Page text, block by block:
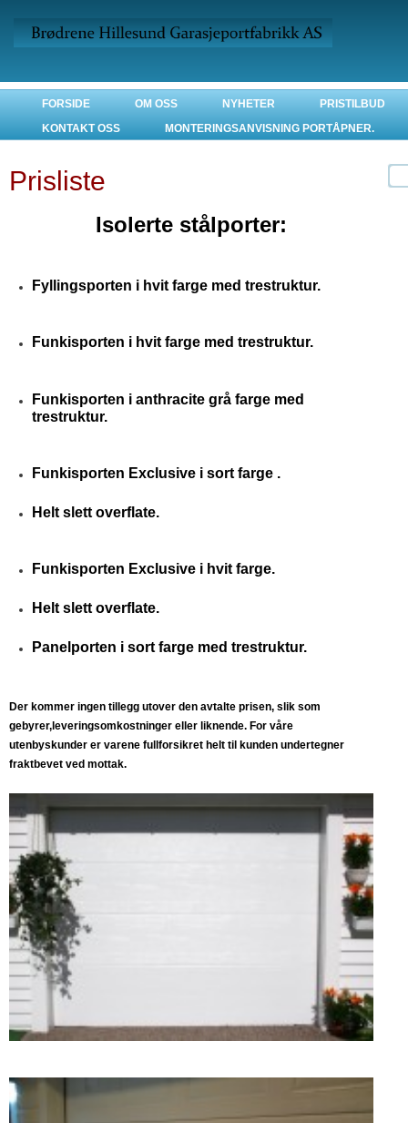
FORSIDE OM OSS NYHETER
PRISTILBUD
KONTAKT OSS
MONTERINGSANVISNING PORTÅPNER.
Prisliste
Isolerte stålporter:
Fyllingsporten i hvit farge med trestruktur.
Funkisporten i hvit farge med trestruktur.
Funkisporten i anthracite grå farge med
trestruktur.
Funkisporten Exclusive i sort farge .
Helt slett overflate.
Funkisporten Exclusive i hvit farge.
Helt slett overflate.
Panelporten i sort farge med trestruktur.
Der kommer ingen tillegg utover den avtalte prisen, slik som
gebyrer,leveringsomkostninger eller liknende. For våre
utenbyskunder er varene fullforsikret helt til kunden undertegner
fraktbevet ved mottak.